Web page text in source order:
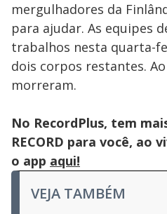
mergulhadores da
para ajudar. As equipes
trabalhos nesta quarta-
dois corpos restantes.
morreram.
No RecordPlus, tem
RECORD para você, ao
o app aqui!
VEJA TAMBÉM